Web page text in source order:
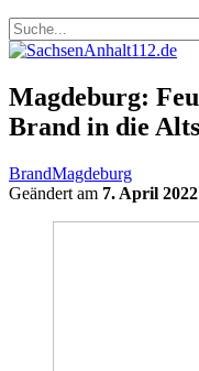
Magdeburg:
Brand in die
BrandMagdeburg
Geändert am 7. April 2022